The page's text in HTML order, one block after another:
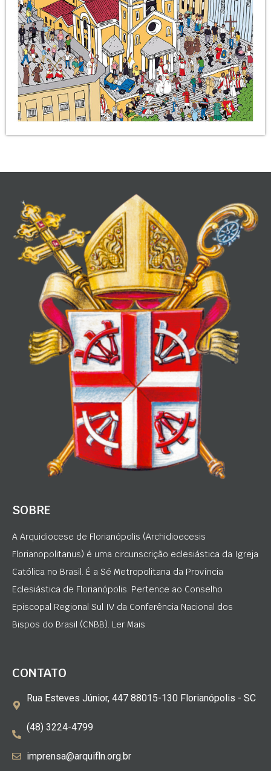
SOBRE
A Arquidiocese de Florianópolis (Archidioecesis
Florianopolitanus) é uma circunscrição eclesiástica da Igreja
Católica no Brasil. É a Sé Metropolitana da Província
Eclesiástica de Florianópolis. Pertence ao Conselho
Episcopal Regional Sul IV da Conferência Nacional dos
Bispos do Brasil (CNBB). Ler Mais
CONTATO
Rua Esteves Júnior, 447 88015-130 Florianópolis - SC
(48) 3224-4799
imprensa@arquifln.org.br